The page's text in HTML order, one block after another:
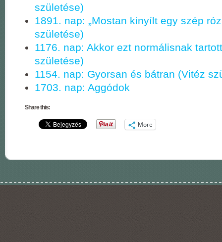
születése)
1891. nap: „Mostan kinyílt egy szép
születése)
1176. nap: Akkor ezt normálisnak
születése)
1154. nap: Gyorsan és bátran (Vitéz
1703. nap: Aggódok
Share this:
More